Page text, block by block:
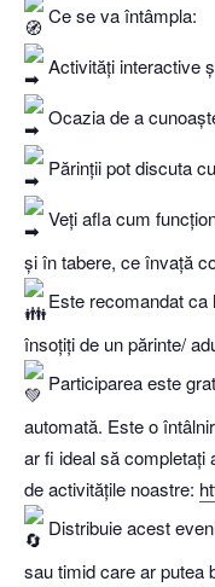
Ce se va întâmpla:
Activități interactive
Ocazia de a
Părinții pot discuta
Veți afla cum
și în tabere, ce învață
Este recomandat
însoțiți de un părinte/
Participarea este
automată. Este o
ar fi ideal să completați
de activitățile noastre:
Distribuie acest
sau timid care ar putea